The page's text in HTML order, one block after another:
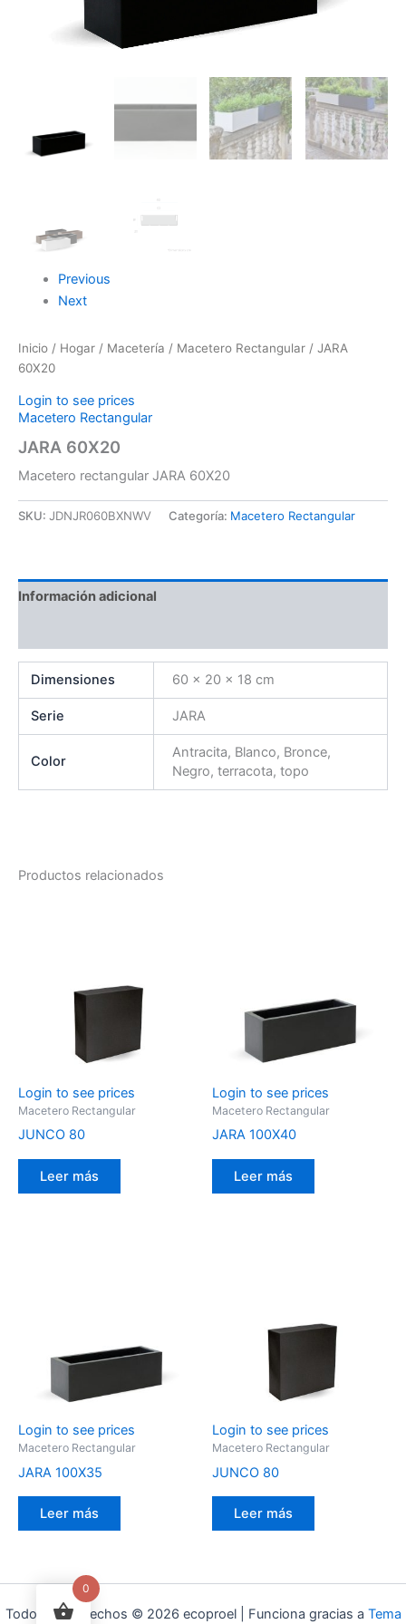
Previous
Next
Inicio / Hogar / Macetería / Macetero Rectangular / JARA
60X20
Login to see prices
Macetero Rectangular
JARA 60X20
Macetero rectangular JARA 60X20
SKU: JDNJR060BXNWV Categoría: Macetero Rectangular
Información adicional
Dimensiones 60 × 20 × 18 cm
Serie JARA
Color
Antracita, Blanco, Bronce,
Negro, terracota, topo
Productos relacionados
Login to see prices
Macetero Rectangular
JUNCO 80
Leer más
Login to see prices
Macetero Rectangular
JARA 100X40
Leer más
Login to see prices
Macetero Rectangular
JARA 100X35
Leer más
Login to see prices
Macetero Rectangular
JUNCO 80
Leer más
Todos los derechos © 2026 ecoproel | Funciona gracias a Tema
0